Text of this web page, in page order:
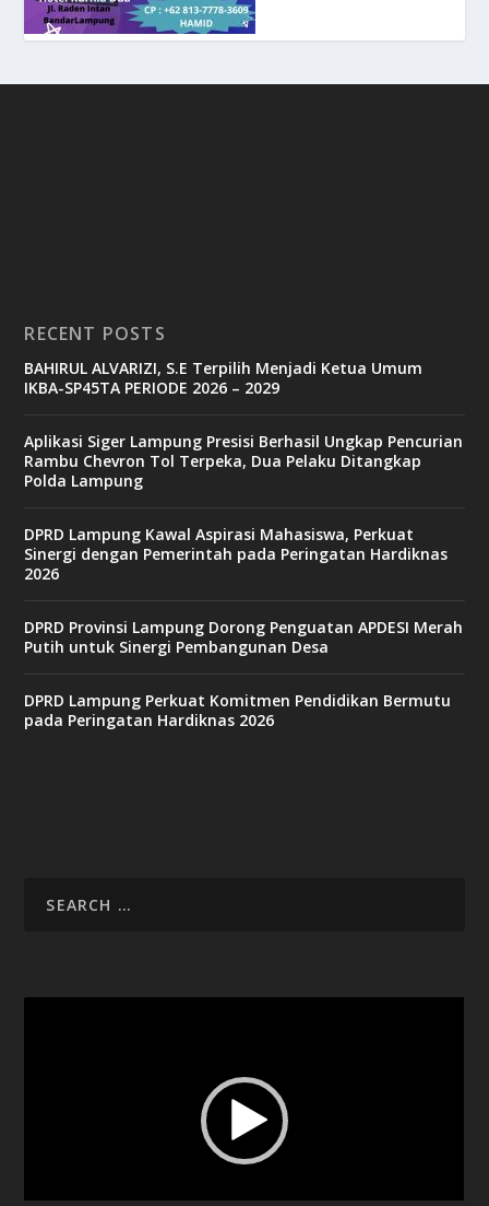
RECENT POSTS
BAHIRUL ALVARIZI, S.E Terpilih Menjadi Ketua Umum
IKBA-SP45TA PERIODE 2026 – 2029
Aplikasi Siger Lampung Presisi Berhasil Ungkap Pencurian
Rambu Chevron Tol Terpeka, Dua Pelaku Ditangkap
Polda Lampung
DPRD Lampung Kawal Aspirasi Mahasiswa, Perkuat
Sinergi dengan Pemerintah pada Peringatan Hardiknas
2026
DPRD Provinsi Lampung Dorong Penguatan APDESI Merah
Putih untuk Sinergi Pembangunan Desa
DPRD Lampung Perkuat Komitmen Pendidikan Bermutu
pada Peringatan Hardiknas 2026